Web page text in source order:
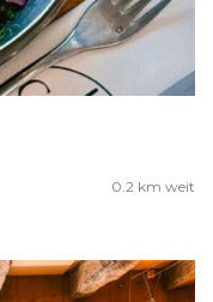
0.2 km weit